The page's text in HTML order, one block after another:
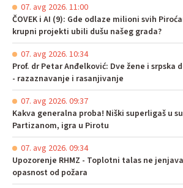
07. avg 2026. 11:00
ČOVEK i AI (9): Gde odlaze milioni svih
krupni projekti ubili dušu našeg grada?
07. avg 2026. 10:34
Prof. dr Petar Anđelković: Dve žene i srpska
- razaznavanje i rasanjivanje
07. avg 2026. 09:37
Kakva generalna proba! Niški superligaš u
Partizanom, igra u Pirotu
07. avg 2026. 09:34
Upozorenje RHMZ - Toplotni talas ne
opasnost od požara